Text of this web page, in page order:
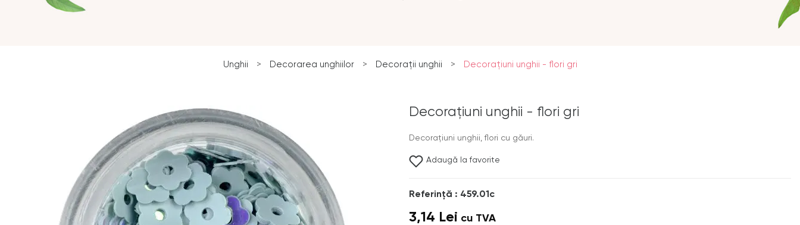
Unghii > Decorarea unghiilor > Decorații unghii > Decoraţiuni unghii - flori gri
Decoraţiuni unghii - flori gri
Decoraţiuni unghii, flori cu găuri.
Adaugă la favorite
Referinţă : 459.01c
3,14 Lei cu TVA